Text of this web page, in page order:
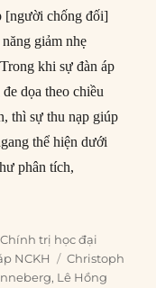
[người chống đối]
giảm nhẹ
khi sự đàn áp
dọa theo chiều
thì sự thu nạp giúp
thể hiện dưới
phân tích,
chế độ chuyên chế với
Chính trị học đại
NCKH Tags
Christoph
, Lê Hồng